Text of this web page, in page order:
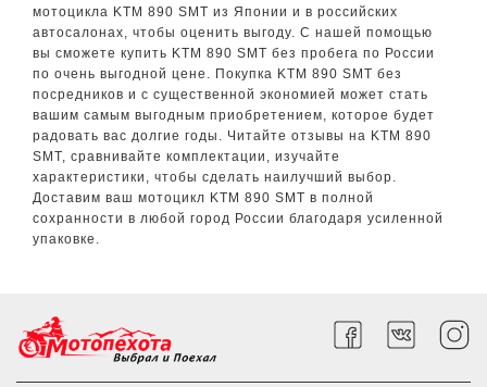
мотоцикла KTM 890 SMT из Японии и в российских
автосалонах, чтобы оценить выгоду. С нашей помощью
вы сможете купить KTM 890 SMT без пробега по России
по очень выгодной цене. Покупка KTM 890 SMT без
посредников и с существенной экономией может стать
вашим самым выгодным приобретением, которое будет
радовать вас долгие годы. Читайте отзывы на KTM 890
SMT, сравнивайте комплектации, изучайте
характеристики, чтобы сделать наилучший выбор.
Доставим ваш мотоцикл KTM 890 SMT в полной
сохранности в любой город России благодаря усиленной
упаковке.